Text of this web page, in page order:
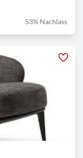
53% Nachlass